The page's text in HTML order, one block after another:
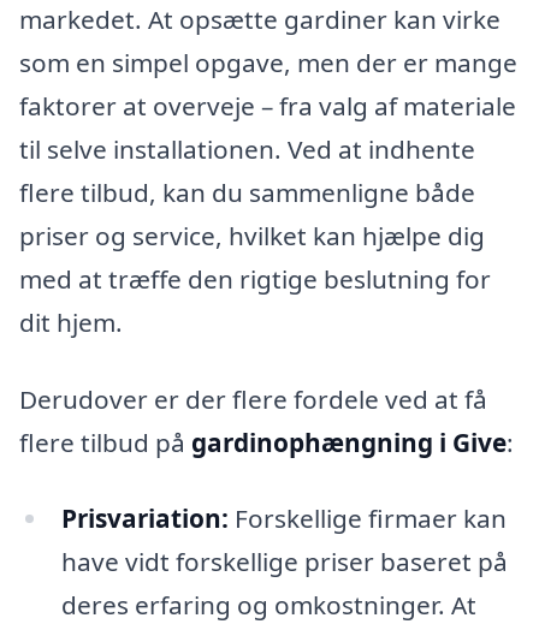
markedet. At opsætte gardiner kan virke
som en simpel opgave, men der er mange
faktorer at overveje – fra valg af materiale
til selve installationen. Ved at indhente
flere tilbud, kan du sammenligne både
priser og service, hvilket kan hjælpe dig
med at træffe den rigtige beslutning for
dit hjem.
Derudover er der flere fordele ved at få
flere tilbud på gardinophængning i Give:
Prisvariation: Forskellige firmaer kan
have vidt forskellige priser baseret på
deres erfaring og omkostninger. At